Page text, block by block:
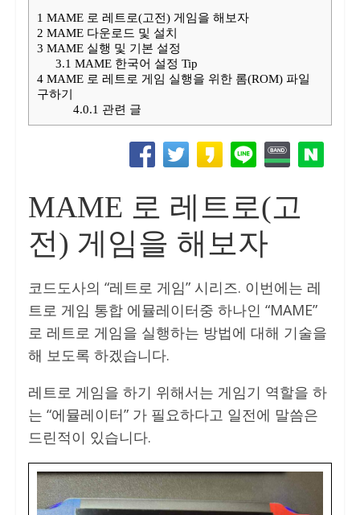
1 MAME 로 레트로(고전) 게임을 해보자
2 MAME 다운로드 및 설치
3 MAME 실행 및 기본 설정
3.1 MAME 한국어 설정 Tip
4MAME 로 레트로 게임 실행을 위한 롬(ROM) 파일
구하기
4.0.1 관련 글
MAME 로 레트로(고
전) 게임을 해보자
코드도사의 “레트로 게임” 시리즈. 이번에는 레
트로 게임 통합 에뮬레이터중 하나인 “MAME”
로 레트로 게임을 실행하는 방법에 대해 기술을
해 보도록 하겠습니다.
레트로 게임을 하기 위해서는 게임기 역할을 하
는 “에뮬레이터” 가 필요하다고 일전에 말씀은
드린적이 있습니다.